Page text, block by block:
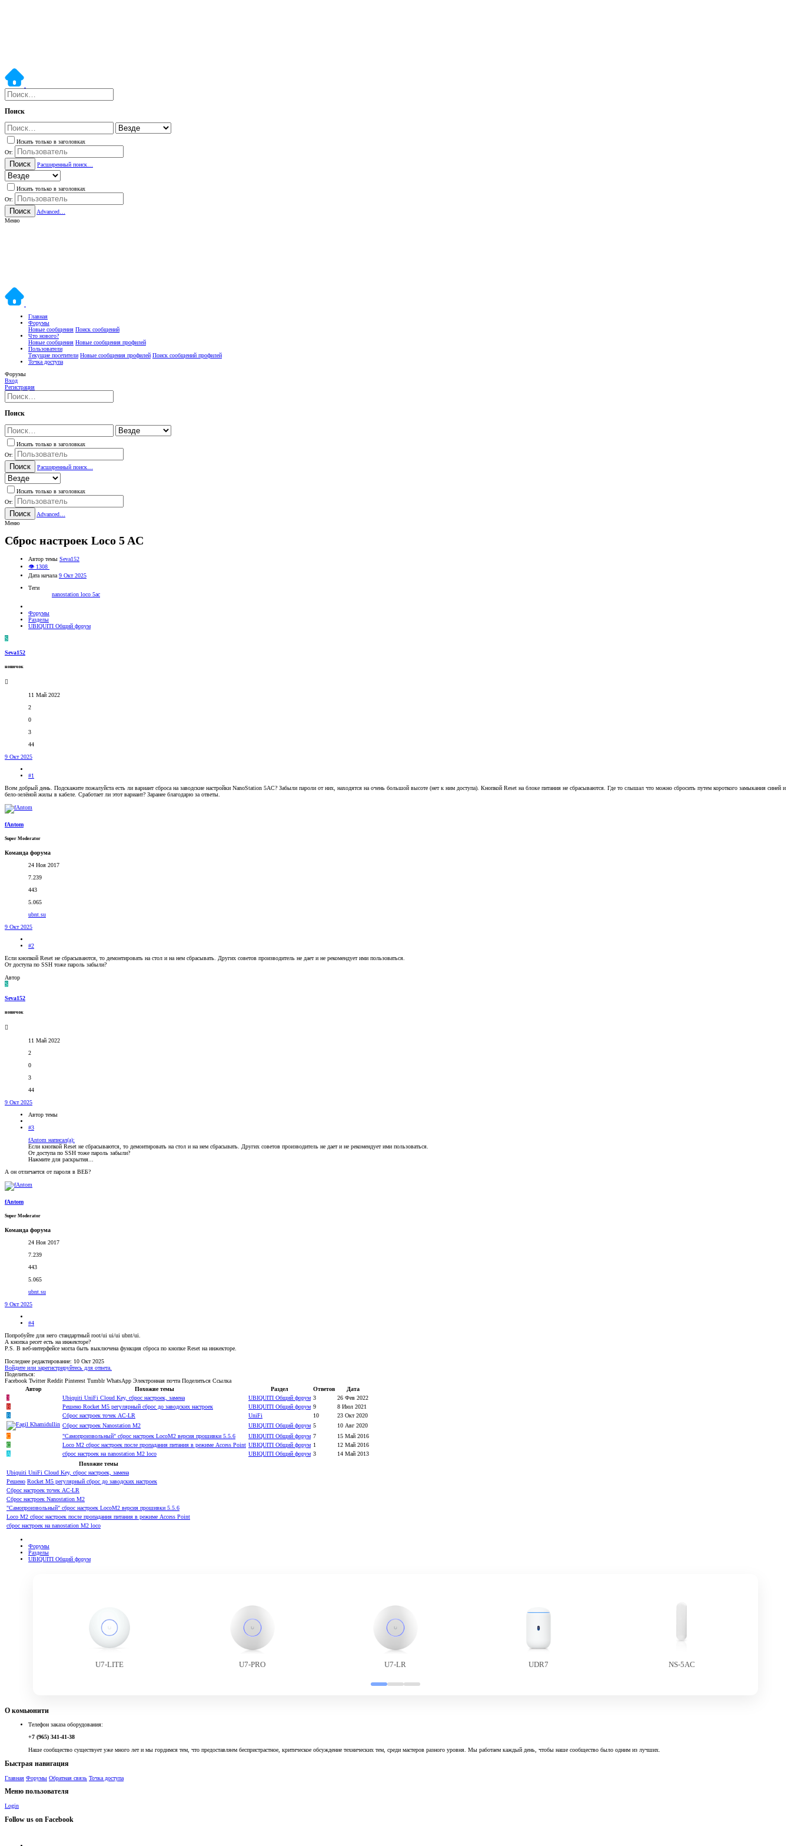
Поиск
Искать только в заголовках
От:
Поиск Расширенный поиск…
Искать только в заголовках
От:
Поиск
Advanced…
Меню
Главная
Форумы
Новые сообщения Поиск сообщений
Что нового?
Новые сообщения Новые сообщения профилей
Пользователи
Текущие посетители Новые сообщения профилей Поиск сообщений профилей
Точка доступа
Форумы
Вход
Регистрация
Поиск
Искать только в заголовках
От:
Поиск Расширенный поиск…
Искать только в заголовках
От:
Поиск
Advanced…
Меню
Сброс настроек Loco 5 AC
Автор темы Seva152
👁 1308
Дата начала 9 Окт 2025
Теги
nanostation loco 5ac
Форумы
Разделы
UBIQUITI Общий форум
S
Seva152
новичок
11 Май 2022
2
0
3
44
9 Окт 2025
#1
Всем добрый день. Подскажите пожалуйста есть ли вариант сброса на заводские настройки NanoStation 5AC? Забыли пароли от них, находятся на очень большой высоте (нет к ним доступа). Кнопкой Reset на блоке питания не сбрасываются. Где то слышал что можно сбросить путем короткого замыкания синей и
бело-зелёной жилы в кабеле. Сработает ли этот вариант? Заранее благодарю за ответы.
fAntom
Super Moderator
Команда форума
24 Ноя 2017
7.239
443
5.065
ubnt.su
9 Окт 2025
#2
Если кнопкой Reset не сбрасываются, то демонтировать на стол и на нем сбрасывать. Других советов производитель не дает и не рекомендует ими пользоваться.
От доступа по SSH тоже пароль забыли?
Автор
S
Seva152
новичок
11 Май 2022
2
0
3
44
9 Окт 2025
Автор темы
#3
fAntom написал(а):
Если кнопкой Reset не сбрасываются, то демонтировать на стол и на нем сбрасывать. Других советов производитель не дает и не рекомендует ими пользоваться.
От доступа по SSH тоже пароль забыли?
Нажмите для раскрытия...
А он отличается от пароля в ВЕБ?
fAntom
Super Moderator
Команда форума
24 Ноя 2017
7.239
443
5.065
ubnt.su
9 Окт 2025
#4
Попробуйте для него стандартный root/ui ui/ui ubnt/ui.
А кнопка ресет есть на инжекторе?
P.S. В веб-интерфейсе могла быть выключена функция сброса по кнопке Reset на инжекторе.
Последнее редактирование: 10 Окт 2025
Войдите или зарегистрируйтесь для ответа.
Поделиться:
Facebook Twitter Reddit Pinterest Tumblr WhatsApp Электронная почта Поделиться Ссылка
Автор
Похожие темы Раздел Ответов
Дата
3
Ubiquiti UniFi Cloud Key, сброс настроек, замена UBIQUITI Общий форум 3
26 Фев 2022
B
Решено Rocket M5 регулярный сброс до заводских настроек UBIQUITI Общий форум 9
8 Июл 2021
B
Сброс настроек точек AC-LR UniFi 10
23 Окт 2020
Сброс настроек Nanostation M2
UBIQUITI Общий форум 5
10 Авг 2020
C
"Самопроизвольный" сброс настроек LocoM2 версия прошивки 5.5.6 UBIQUITI Общий форум 7
15 Май 2016
C
Loco M2 сброс настроек после пропадания питания в режиме Access Point UBIQUITI Общий форум 1
12 Май 2016
A
сброс настроек на nanostation M2 loco UBIQUITI Общий форум 3
14 Май 2013
Похожие темы
Ubiquiti UniFi Cloud Key, сброс настроек, замена
Решено Rocket M5 регулярный сброс до заводских настроек
Сброс настроек точек AC-LR
Сброс настроек Nanostation M2
"Самопроизвольный" сброс настроек LocoM2 версия прошивки 5.5.6
Loco M2 сброс настроек после пропадания питания в режиме Access Point
сброс настроек на nanostation M2 loco
Форумы
Разделы
UBIQUITI Общий форум
U7-LITE U7-PRO U7-LR UDR7 NS-5AC
О комьюнити
Телефон заказа оборудования:
+7 (965) 341-41-38
Наше сообщество существует уже много лет и мы гордимся тем, что предоставляем беспристрастное, критическое обсуждение технических тем, среди мастеров разного уровня. Мы работаем каждый день, чтобы наше сообщество было одним из лучших.
Быстрая навигация
Главная Форумы Обратная связь Точка доступа
Меню пользователя
Login
Follow us on Facebook